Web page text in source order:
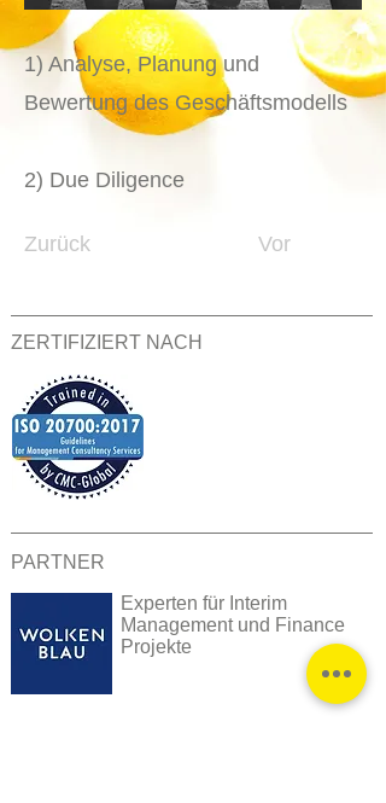
1) Analyse, Planung und
Bewertung des Geschäftsmodells
2) Due Diligence
Zurück Vor
ZERTIFIZIERT NACH
PARTNER
Experten für Interim
Management und Finance
Projekte